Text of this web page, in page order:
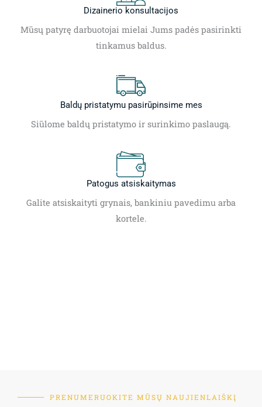
Dizainerio konsultacijos
Mūsų patyrę darbuotojai mielai Jums padės pasirinkti
tinkamus baldus.
Baldų pristatymu pasirūpinsime mes
Siūlome baldų pristatymo ir surinkimo paslaugą.
Patogus atsiskaitymas
Galite atsiskaityti grynais, bankiniu pavedimu arba
kortele.
PRENUMERUOKITE MŪSŲ NAUJIENLAIŠKĮ